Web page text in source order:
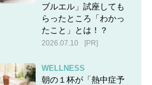
ブルエル」試座しても
らったところ「わかっ
たこと」とは！？
2026.07.10 [PR]
WELLNESS
朝の１杯が「熱中症予